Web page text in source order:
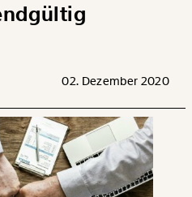
02. Dezember 2020